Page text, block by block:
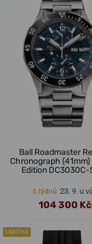
Ball Roadmaster
Chronograph
Edition DC3030C-
6 týdnů 23. 9. u
104 300 Kč
LIMITKA